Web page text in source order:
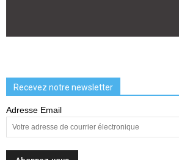
Recevez notre newsletter
Adresse Email